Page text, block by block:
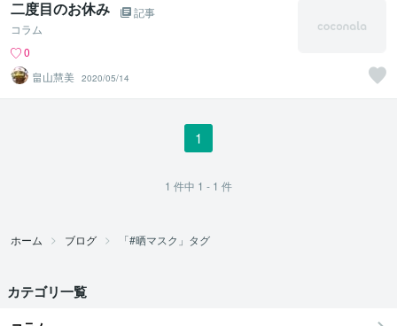
二度目のお休み
記事
コラム
0
畠山慧美 2020/05/14
1
1 件中 1 - 1 件
ホーム ブログ 「#晒マスク」タグ
カテゴリ一覧